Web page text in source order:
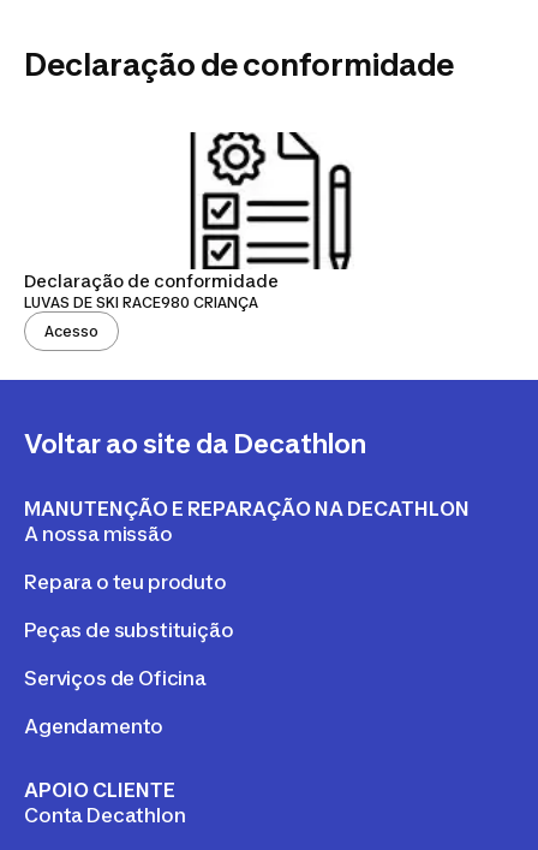
Declaração de conformidade
Declaração de conformidade
LUVAS DE SKI RACE980 CRIANÇA
Acesso
Voltar ao site da Decathlon
MANUTENÇÃO E REPARAÇÃO NA DECATHLON
A nossa missão
Repara o teu produto
Peças de substituição
Serviços de Oficina
Agendamento
APOIO CLIENTE
Conta Decathlon